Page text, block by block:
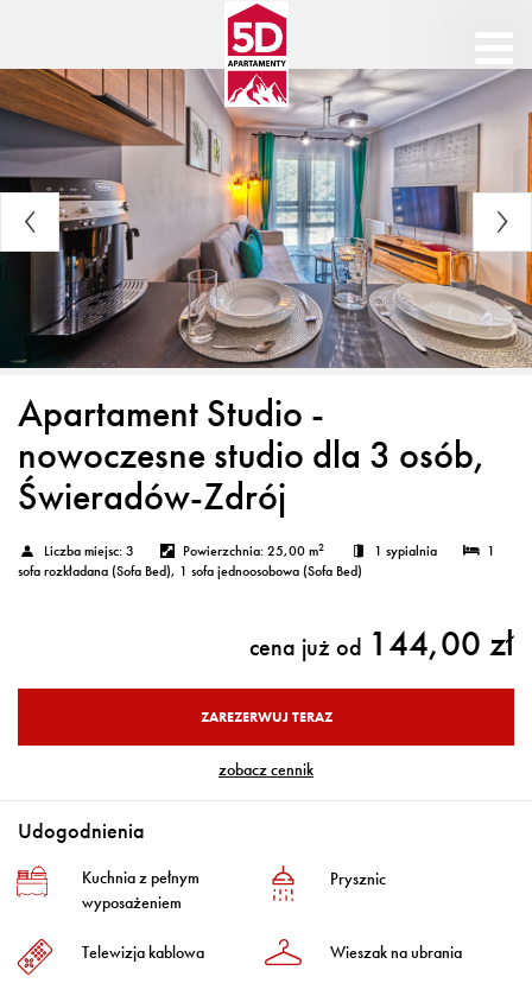
Apartament Studio -
nowoczesne studio dla 3 osób,
Świeradów-Zdrój
Liczba miejsc: 3 Powierzchnia:25,00 m2 1 sypialnia
1
sofa rozkładana (Sofa Bed), 1 sofa jednoosobowa (Sofa Bed)
cena już od 144,00 zł
ZAREZERWUJ TERAZ
zobacz cennik
Udogodnienia
Kuchnia z pełnym
wyposażeniem
Prysznic
Telewizja kablowa Wieszak na ubrania